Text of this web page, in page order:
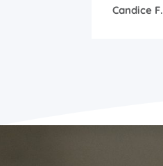
Candice F.